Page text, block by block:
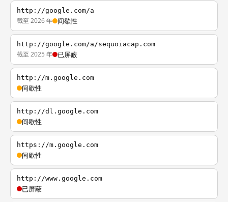
http://google.com/a
截至 2026 年 间歇性
http://google.com/a/sequoiacap.com
截至 2025 年 已屏蔽
http://m.google.com
间歇性
http://dl.google.com
间歇性
https://m.google.com
间歇性
http://www.google.com
已屏蔽